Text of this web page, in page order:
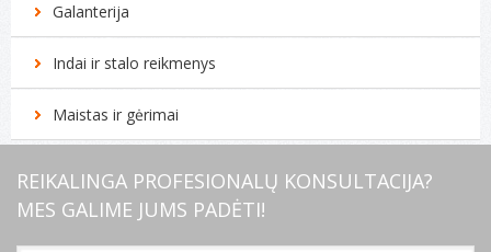
Galanterija
Indai ir stalo reikmenys
Maistas ir gėrimai
REIKALINGA PROFESIONALŲ KONSULTACIJA?
MES GALIME JUMS PADĖTI!